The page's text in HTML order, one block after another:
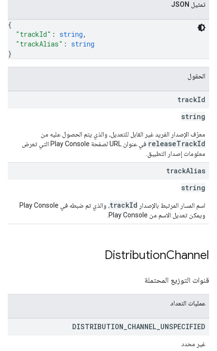
تمثيل JSON
{
"trackId" : string,
"trackAlias" : string
}
الحقول
trackId
string
معرّف الإصدار الفريد غير القابل للتعديل، والذي يتم الحصول عليه من
releaseTrackId
في عنوان URL لصفحة Play Console التي تعرض
معلومات إصدار التطبيق.
trackAlias
string
اسم المسار المرتبط بالإصدار trackId
، والذي تم ضبطه في Play Console
ويمكن تعديل الاسم من Play Console.
DistributionChannel
قنوات التوزيع المحتملة
عمليات التعداد
DISTRIBUTION CHANNEL UNSPECIFIED
غير محدد